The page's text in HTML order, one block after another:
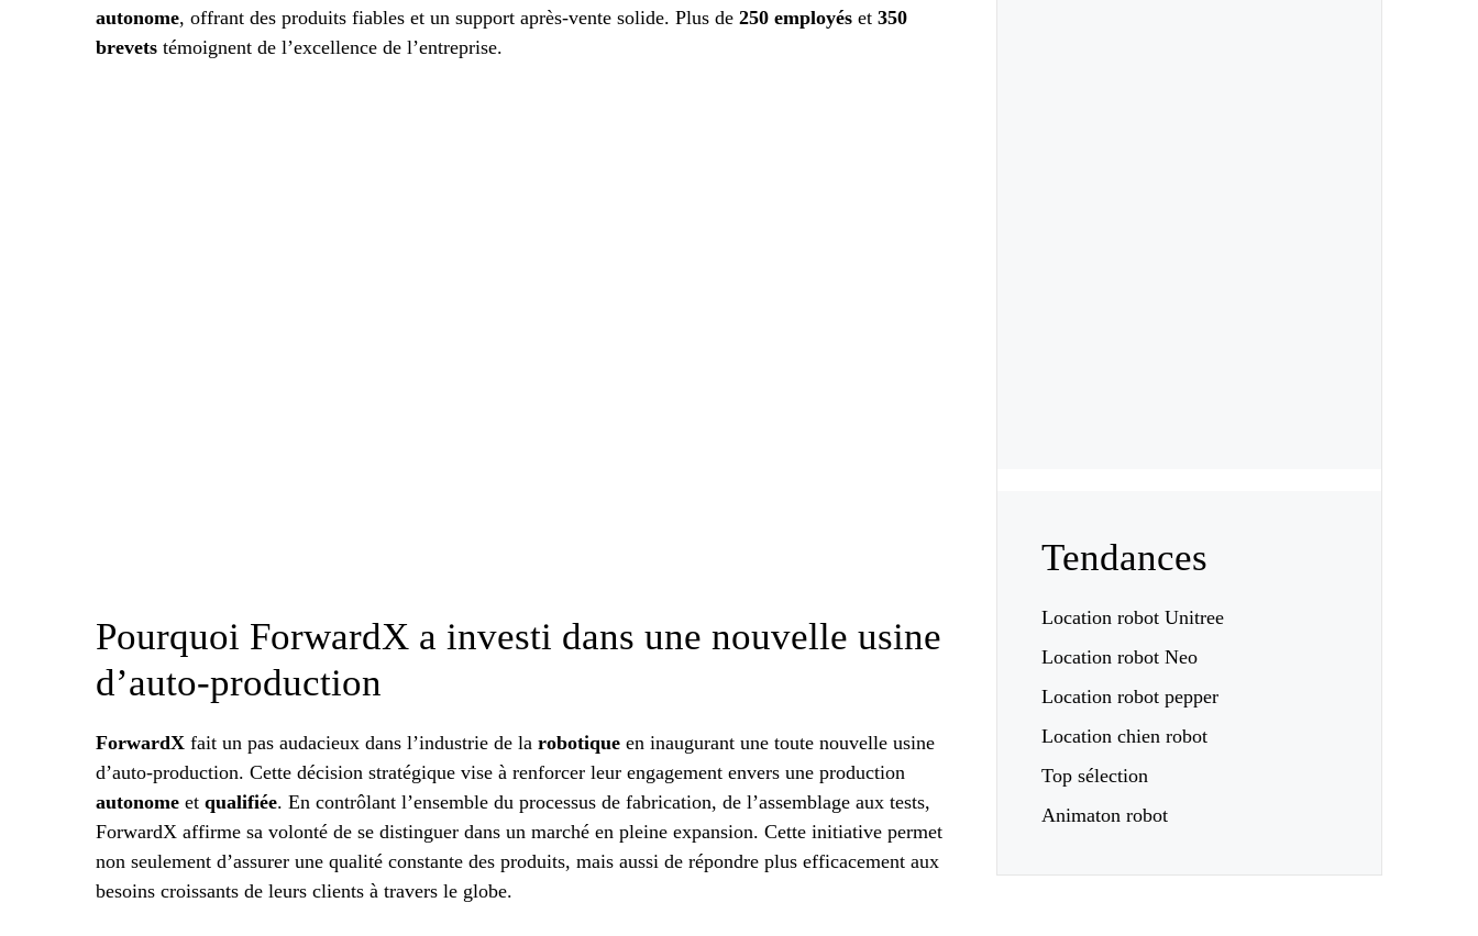
autonome, offrant des produits fiables et un support après-vente solide. Plus de 250 employés et 350
brevets témoignent de l’excellence de l’entreprise.
Pourquoi ForwardX a investi dans une nouvelle usine
d’auto-production
ForwardX fait un pas audacieux dans l’industrie de la robotique en inaugurant une toute nouvelle usine
d’auto-production. Cette décision stratégique vise à renforcer leur engagement envers une production
autonome et qualifiée. En contrôlant l’ensemble du processus de fabrication, de l’assemblage aux tests,
ForwardX affirme sa volonté de se distinguer dans un marché en pleine expansion. Cette initiative permet
non seulement d’assurer une qualité constante des produits, mais aussi de répondre plus efficacement aux
besoins croissants de leurs clients à travers le globe.
Tendances
Location robot Unitree
Location robot Neo
Location robot pepper
Location chien robot
Top sélection
Animaton robot